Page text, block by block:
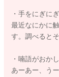
・手をにぎに
最近なにかに
す。調べると
・喃語がおか
あーあー、う